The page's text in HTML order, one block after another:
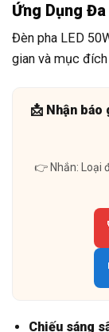
Ứng Dụng Đa
Đèn pha LED
gian và mục đích
📩 Nhận báo
👉 Nhắn: Loại
Chiếu sáng